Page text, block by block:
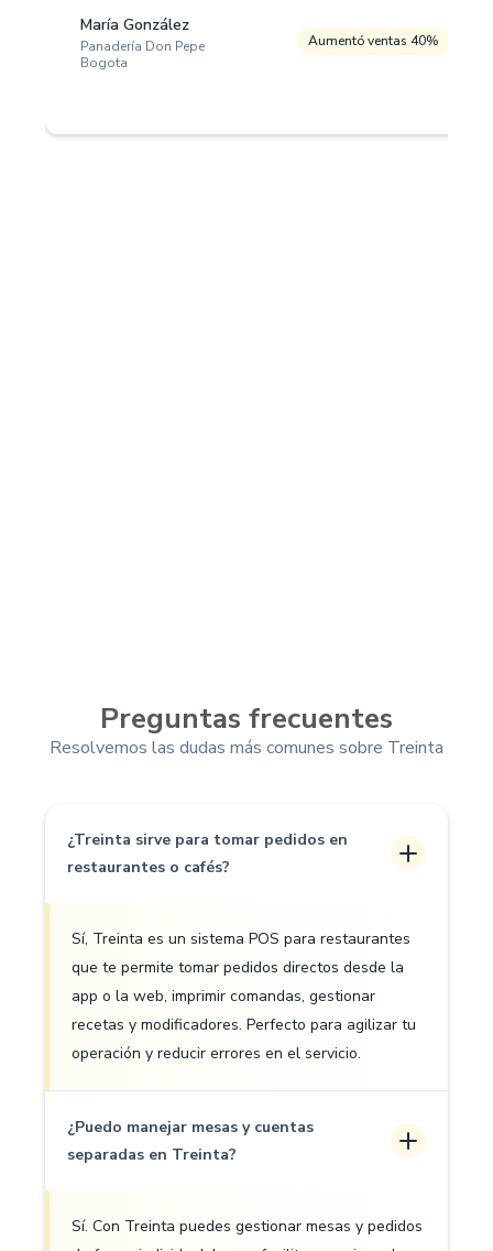
María González
Panadería Don Pepe
Bogota
Aumentó ventas 40%
Preguntas frecuentes
Resolvemos las dudas más comunes sobre Treinta
¿Treinta sirve para tomar pedidos en
restaurantes o cafés?
Sí, Treinta es un sistema POS para restaurantes
que te permite tomar pedidos directos desde la
app o la web, imprimir comandas, gestionar
recetas y modificadores. Perfecto para agilizar tu
operación y reducir errores en el servicio.
¿Puedo manejar mesas y cuentas
separadas en Treinta?
Sí. Con Treinta puedes gestionar mesas y pedidos